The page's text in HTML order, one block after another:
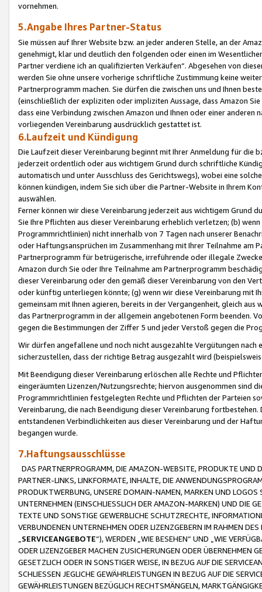
vornehmen.
5.Angabe Ihres Partner-Status
Sie müssen auf Ihrer Website bzw. an jeder anderen Stelle, an der
genehmigt, klar und deutlich den folgenden oder einen im
Partner verdiene ich an qualifizierten Verkäufen“. Abgesehen von
werden Sie ohne unsere vorherige schriftliche Zustimmung keine
Partnerprogramm machen. Sie dürfen die zwischen uns und Ihnen
(einschließlich der expliziten oder impliziten Aussage, dass Amazon
dass eine Verbindung zwischen Amazon und Ihnen oder einer
vorliegenden Vereinbarung ausdrücklich gestattet ist.
6.Laufzeit und Kündigung
Die Laufzeit dieser Vereinbarung beginnt mit Ihrer Anmeldung für die
jederzeit ordentlich oder aus wichtigem Grund durch schriftliche
automatisch und unter Ausschluss des Gerichtswegs), wobei eine
können kündigen, indem Sie sich über die Partner-Website in Ihrem
auswählen.
Ferner können wir diese Vereinbarung jederzeit aus wichtigem Grund
Sie Ihre Pflichten aus dieser Vereinbarung erheblich verletzen; (b)
Programmrichtlinien) nicht innerhalb von 7 Tagen nach unserer
oder Haftungsansprüchen im Zusammenhang mit Ihrer Teilnahme am
Partnerprogramm für betrügerische, irreführende oder illegale
Amazon durch Sie oder Ihre Teilnahme am Partnerprogramm
dieser Vereinbarung oder den gemäß dieser Vereinbarung von den
oder künftig unterliegen könnte; (g) wenn wir diese Vereinbarung mit
gemeinsam mit Ihnen agieren, bereits in der Vergangenheit, gleich
das Partnerprogramm in der allgemein angebotenen Form beenden.
gegen die Bestimmungen der Ziffer 5 und jeder Verstoß gegen die
Wir dürfen angefallene und noch nicht ausgezahlte Vergütungen
sicherzustellen, dass der richtige Betrag ausgezahlt wird
Mit Beendigung dieser Vereinbarung erlöschen alle Rechte und
eingeräumten Lizenzen/Nutzungsrechte; hiervon ausgenommen sind
Programmrichtlinien festgelegten Rechte und Pflichten der Parteien
Vereinbarung, die nach Beendigung dieser Vereinbarung
entstandenen Verbindlichkeiten aus dieser Vereinbarung und der
begangen wurde.
7.Haftungsausschlüsse
DAS PARTNERPROGRAMM, DIE AMAZON-WEBSITE, PRODUKTE UND
PARTNER-LINKS, LINKFORMATE, INHALTE, DIE
PRODUKTWERBUNG, UNSERE DOMAIN-NAMEN, MARKEN UND
UNTERNEHMEN (EINSCHLIESSLICH DER AMAZON-MARKEN) UND DIE
TEXTE UND SONSTIGE GEWERBLICHE SCHUTZRECHTE,
VERBUNDENEN UNTERNEHMEN ODER LIZENZGEBERN IM RAHMEN
SERVICEANGEBOTE“), WERDEN „WIE BESEHEN“ UND „WIE
ODER LIZENZGEBER MACHEN ZUSICHERUNGEN ODER ÜBERNEHMEN
GESETZLICH ODER IN SONSTIGER WEISE, IN BEZUG AUF DIE
SCHLIESSEN JEGLICHE GEWÄHRLEISTUNGEN IN BEZUG AUF DIE
GEWÄHRLEISTUNGEN BEZÜGLICH RECHTSMÄNGELN,